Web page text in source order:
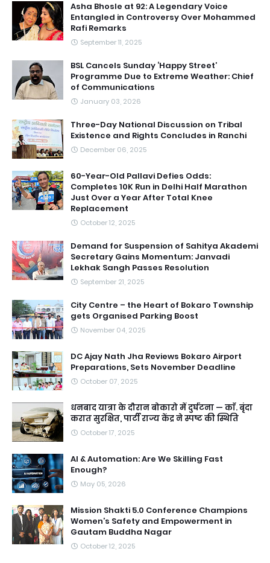
Asha Bhosle at 92: A Legendary Voice
Entangled in Controversy Over Mohammed
Rafi Remarks
September 11, 2025
BSL Cancels Sunday ‘Happy Street’
Programme Due to Extreme Weather: Chief
of Communications
January 03, 2026
Three-Day National Discussion on Tribal
Existence and Rights Concludes in Ranchi
December 06, 2025
60-Year-Old Pallavi Defies Odds:
Completes 10K Run in Delhi Half Marathon
Just Over a Year After Total Knee
Replacement
October 12, 2025
Demand for Suspension of Sahitya Akademi
Secretary Gains Momentum: Janvadi
Lekhak Sangh Passes Resolution
September 21, 2025
City Centre – the Heart of Bokaro Township
gets Organised Parking Boost
November 04, 2025
DC Ajay Nath Jha Reviews Bokaro Airport
Preparations, Sets November Deadline
October 07, 2025
धनबाद यात्रा के दौरान बोकारो में दुर्घटना — काॅ. बृंदा
करात सुरक्षित, पार्टी राज्य केंद्र ने स्पष्ट की स्थिति
October 17, 2025
AI & Automation: Are We Skilling Fast
Enough?
May 05, 2026
Mission Shakti 5.0 Conference Champions
Women’s Safety and Empowerment in
Gautam Buddha Nagar
October 12, 2025